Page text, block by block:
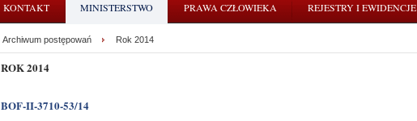
KONTAKT MINISTERSTWO PRAWA CZŁOWIEKA REJESTRY I EWIDENCJE
Archiwum postępowań Rok 2014
ROK 2014
BOF-II-3710-53/14